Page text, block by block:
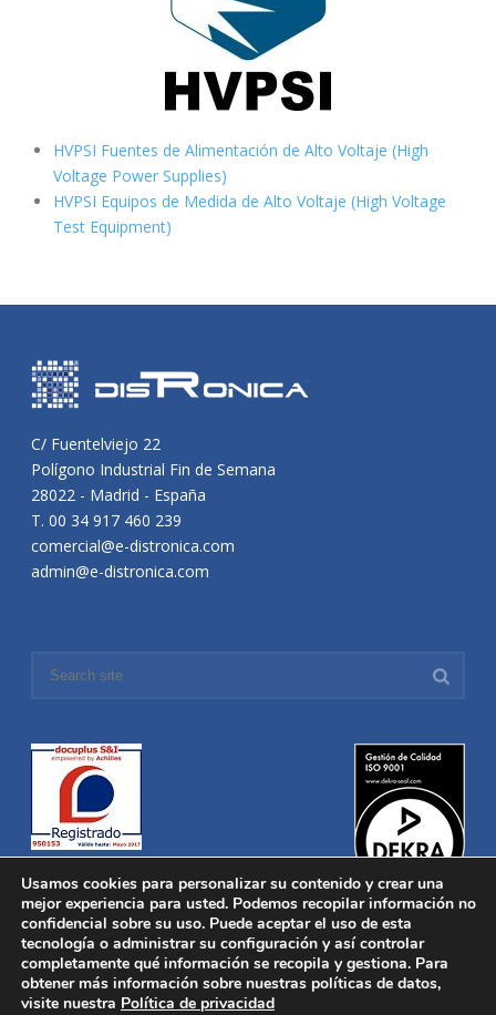
HVPSI Fuentes de Alimentación de Alto Voltaje (High
Voltage Power Supplies)
HVPSI Equipos de Medida de Alto Voltaje (High Voltage
Test Equipment)
C/ Fuentelviejo 22
Polígono Industrial Fin de Semana
28022 - Madrid - España
T. 00 34 917 460 239
comercial@e-distronica.com
admin@e-distronica.com
Distronica © 2016 Todos los derechos reservados.Aviso legal
Política de privacidad|Política de Cookies
Desarrollado porNucleosoft
Usamos cookies para personalizar su contenido y crear una
mejor experiencia para usted. Podemos recopilar información no
confidencial sobre su uso. Puede aceptar el uso de esta
tecnología o administrar su configuración y así controlar
completamente qué información se recopila y gestiona. Para
obtener más información sobre nuestras políticas de datos,
visite nuestra Política de privacidad